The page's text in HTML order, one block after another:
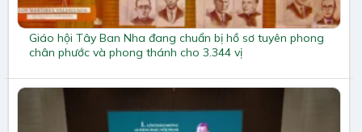
Giáo hội Tây Ban Nha đang chuẩn bị hồ sơ tuyên phong
chân phước và phong thánh cho 3.344 vị